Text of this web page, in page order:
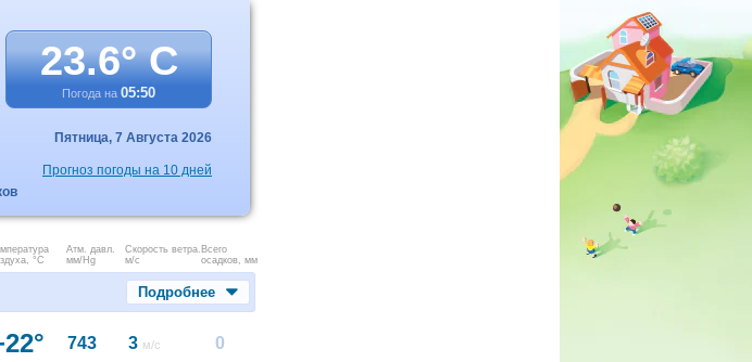
23.6° C
Погода на 05:50
Пятница, 7 Августа 2026
Прогноз погоды на 10 дней
°C
Атм. давл.
мм/Hg
Скорость ветра.
м/с
Всего
осадков, мм
Подробнее
743 3 м/с 0